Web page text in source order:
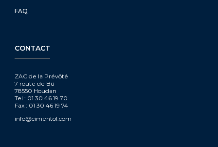
FAQ
CONTACT
ZAC de la Prévôté
7 route de Bû
78550 Houdan
Tel : 01 30 46 19 70
Fax : 01 30 46 19 74
info@cimentol.com